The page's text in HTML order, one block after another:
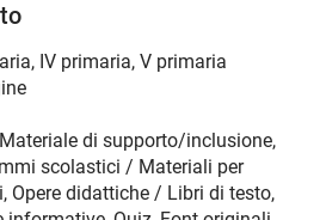
, IV primaria, V primaria
di supporto/inclusione,
scolastici / Materiali per
Opere didattiche / Libri di testo,